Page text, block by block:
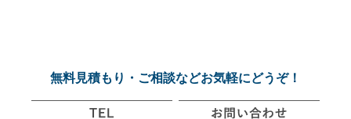
無料見積もり・ご相談などお気軽にどうぞ！